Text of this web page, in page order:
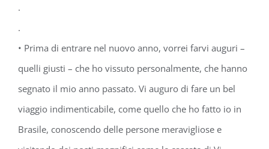
.
.
• Prima di entrare nel nuovo anno, vorrei farvi auguri –
quelli giusti – che ho vissuto personalmente, che hanno
segnato il mio anno passato. Vi auguro di fare un bel
viaggio indimenticabile, come quello che ho fatto io in
Brasile, conoscendo delle persone meravigliose e